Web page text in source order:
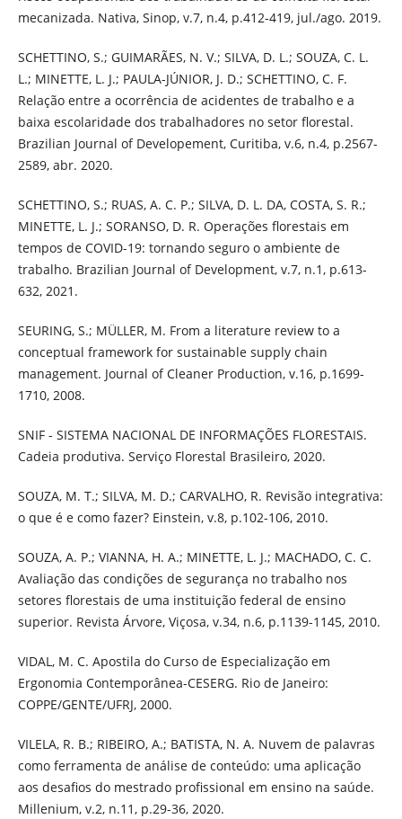
mecanizada. Nativa, Sinop, v.7, n.4, p.412-419, jul./ago. 2019.
SCHETTINO, S.; GUIMARÃES, N. V.; SILVA, D. L.; SOUZA, C. L.
L.; MINETTE, L. J.; PAULA-JÚNIOR, J. D.; SCHETTINO, C. F.
Relação entre a ocorrência de acidentes de trabalho e a
baixa escolaridade dos trabalhadores no setor florestal.
Brazilian Journal of Developement, Curitiba, v.6, n.4, p.2567-
2589, abr. 2020.
SCHETTINO, S.; RUAS, A. C. P.; SILVA, D. L. DA, COSTA, S. R.;
MINETTE, L. J.; SORANSO, D. R. Operações florestais em
tempos de COVID-19: tornando seguro o ambiente de
trabalho. Brazilian Journal of Development, v.7, n.1, p.613-
632, 2021.
SEURING, S.; MÜLLER, M. From a literature review to a
conceptual framework for sustainable supply chain
management. Journal of Cleaner Production, v.16, p.1699-
1710, 2008.
SNIF - SISTEMA NACIONAL DE INFORMAÇÕES FLORESTAIS.
Cadeia produtiva. Serviço Florestal Brasileiro, 2020.
SOUZA, M. T.; SILVA, M. D.; CARVALHO, R. Revisão integrativa:
o que é e como fazer? Einstein, v.8, p.102-106, 2010.
SOUZA, A. P.; VIANNA, H. A.; MINETTE, L. J.; MACHADO, C. C.
Avaliação das condições de segurança no trabalho nos
setores florestais de uma instituição federal de ensino
superior. Revista Árvore, Viçosa, v.34, n.6, p.1139-1145, 2010.
VIDAL, M. C. Apostila do Curso de Especialização em
Ergonomia Contemporânea-CESERG. Rio de Janeiro:
COPPE/GENTE/UFRJ, 2000.
VILELA, R. B.; RIBEIRO, A.; BATISTA, N. A. Nuvem de palavras
como ferramenta de análise de conteúdo: uma aplicação
aos desafios do mestrado profissional em ensino na saúde.
Millenium, v.2, n.11, p.29-36, 2020.